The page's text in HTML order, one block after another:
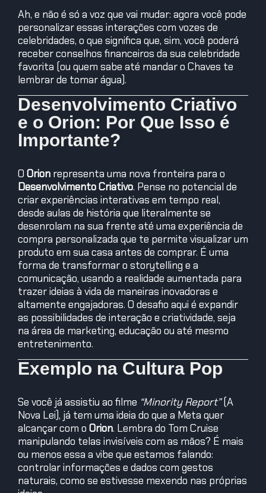
Ah, e não é só a voz que vai mudar: agora você pode
personalizar essas interações com vozes de
celebridades, o que significa que, sim, você poderá
receber conselhos financeiros da sua celebridade
favorita (ou quem sabe até mandar o Chaves te
lembrar de tomar água).
Desenvolvimento Criativo
e o Orion: Por Que Isso é
Importante?
O Orion representa uma nova fronteira para o
Desenvolvimento Criativo. Pense no potencial de
criar experiências interativas em tempo real,
desde aulas de história que literalmente se
desenrolam na sua frente até uma experiência de
compra personalizada que te permite visualizar um
produto em sua casa antes de comprar. É uma
forma de transformar o storytelling e a
comunicação, usando a realidade aumentada para
trazer ideias à vida de maneiras inovadoras e
altamente engajadoras. O desafio aqui é expandir
as possibilidades de interação e criatividade, seja
na área de marketing, educação ou até mesmo
entretenimento.
Exemplo na Cultura Pop
Se você já assistiu ao filme “Minority Report”(A
Nova Lei), já tem uma ideia do que a Meta quer
alcançar com o Orion. Lembra do Tom Cruise
manipulando telas invisíveis com as mãos? É mais
ou menos essa a vibe que estamos falando:
controlar informações e dados com gestos
naturais, como se estivesse mexendo nas próprias